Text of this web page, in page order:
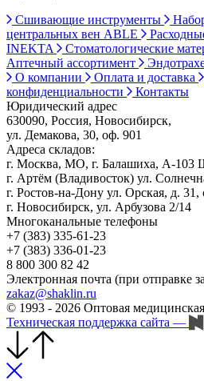
Сшивающие инструменты
центральных вен ABLE
INEKTA
Стоматологические
Аптечный ассортимент
О компании
Оплата и доставка
конфиденциальности
Контакты
Юридический адрес
630090, Россия, Новосибирск,
ул. Демакова, 30, оф. 901
Адреса складов:
г. Москва, МО, г. Балашиха, А-103
г. Артём (Владивосток) ул.
г. Ростов-на-Дону ул. Орская, д. 31,
г. Новосибирск, ул. Арбузова 2/14
Многоканальные телефоны
+7 (383) 335-61-23
+7 (383) 336-01-23
8 800 300 82 42
Электронная почта (при отправке
zakaz@shaklin.ru
© 1993 - 2026 Оптовая
Техническая поддержка сайта —